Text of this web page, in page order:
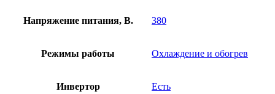
Напряжение питания, В. 380
Режимы работы Охлаждение и обогрев
Инвертор Есть